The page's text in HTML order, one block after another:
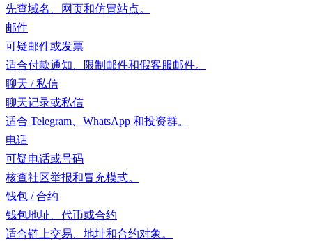
先查域名、网页和仿冒站点。
邮件
可疑邮件或发票
适合付款通知、限制邮件和假客服邮件。
聊天 / 私信
聊天记录或私信
适合 Telegram、WhatsApp 和投资群。
电话
可疑电话或号码
核查社区举报和冒充模式。
钱包 / 合约
钱包地址、代币或合约
适合链上交易、地址和合约对象。